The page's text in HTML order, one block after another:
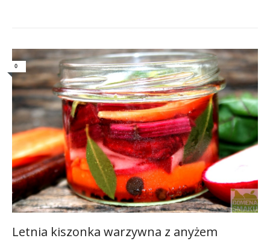
0
Letnia kiszonka warzywna z anyżem